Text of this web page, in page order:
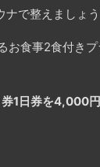
で整えましょう
食事2食付き
1日券を4,000円